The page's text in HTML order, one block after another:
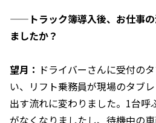
——トラック簿導入後、お仕事の
ましたか？
望月： ドライバーさんに受付の
い、リフト乗務員が現場のタブ
出す流れに変わりました。1台呼
がなくなりましたし、待機中の